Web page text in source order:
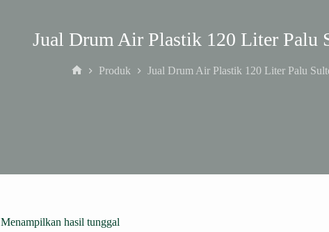
Jual Drum Air Plastik 120 Liter Palu
Produk Jual Drum Air Plastik 120 Liter Palu
Menampilkan hasil tunggal